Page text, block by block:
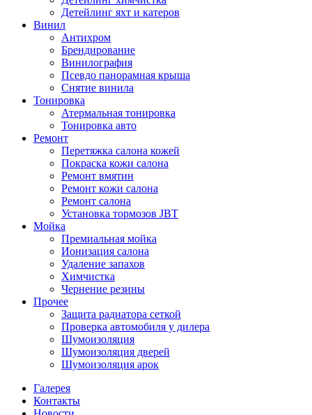
Детейлинг яхт и катеров
Винил
Антихром
Брендирование
Винилография
Псевдо панорамная крыша
Снятие винила
Тонировка
Атермальная тонировка
Тонировка авто
Ремонт
Перетяжка салона кожей
Покраска кожи салона
Ремонт вмятин
Ремонт кожи салона
Ремонт салона
Установка тормозов JBT
Мойка
Премиальная мойка
Ионизация салона
Удаление запахов
Химчистка
Чернение резины
Прочее
Защита радиатора сеткой
Проверка автомобиля у дилера
Шумоизоляция
Шумоизоляция дверей
Шумоизоляция арок
Галерея
Контакты